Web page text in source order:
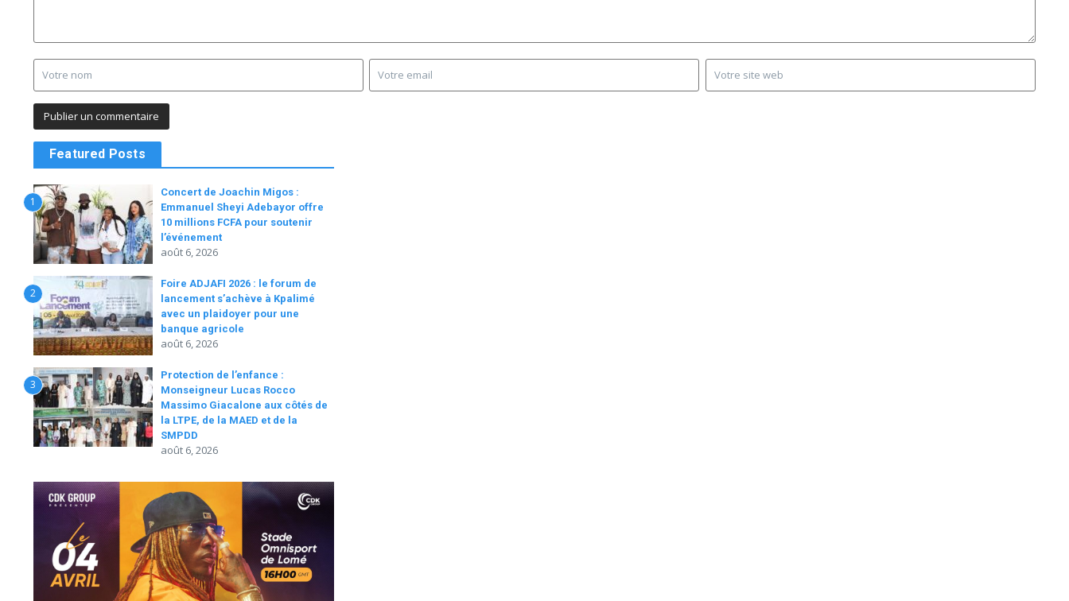
Featured Posts
1
Concert de Joachin Migos :
Emmanuel Sheyi Adebayor offre
10 millions FCFA pour soutenir
l’événement
août 6, 2026
2
Foire ADJAFI 2026 : le forum de
lancement s’achève à Kpalimé
avec un plaidoyer pour une
banque agricole
août 6, 2026
3
Protection de l’enfance :
Monseigneur Lucas Rocco
Massimo Giacalone aux côtés de
la LTPE, de la MAED et de la
SMPDD
août 6, 2026